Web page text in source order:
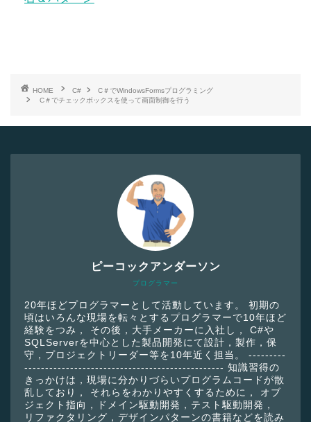
HOME C#
C＃でWindowsFormsプログラミング
C＃でチェックボックスを使って画面制御を行う
プログラマー
ピーコックアンダーソン
20年ほどプログラマーとして活動しています。 初期の
頃はいろんな現場を転々とするプログラマーで10年ほど
経験をつみ， その後，大手メーカーに入社し， C#や
SQLServerを中心とした製品開発にて設計，製作，保
守，プロジェクトリーダー等を10年近く担当。 ---------
------------------------------------------------ 知識習得の
きっかけは，現場に分かりづらいプログラムコードが散
乱しており， それらをわかりやすくするために， オブ
ジェクト指向，ドメイン駆動開発，テスト駆動開発，
リファクタリング，デザインパターンの書籍などを読み